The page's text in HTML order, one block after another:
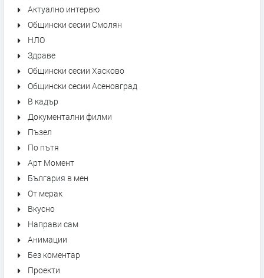
Актуално интервю
Общински сесии Смолян
НЛО
Здраве
Общински сесии Хасково
Общински сесии Асеновград
В кадър
Документални филми
Пъзел
По пътя
Арт Момент
България в мен
От мерак
Вкусно
Направи сам
Анимации
Без коментар
Проекти